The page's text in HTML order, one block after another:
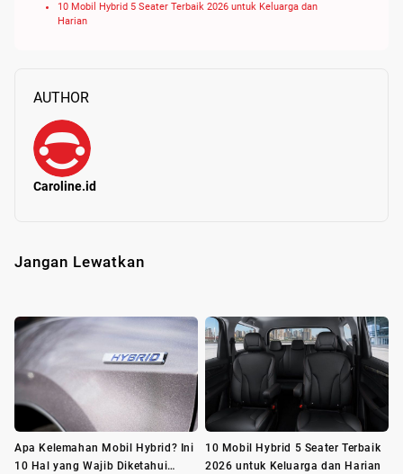
10 Mobil Hybrid 5 Seater Terbaik 2026 untuk Keluarga dan
Harian
AUTHOR
Caroline.id
Jangan Lewatkan
Apa Kelemahan Mobil Hybrid? Ini
10 Hal yang Wajib Diketahui
10 Mobil Hybrid 5 Seater Terbaik
2026 untuk Keluarga dan Harian